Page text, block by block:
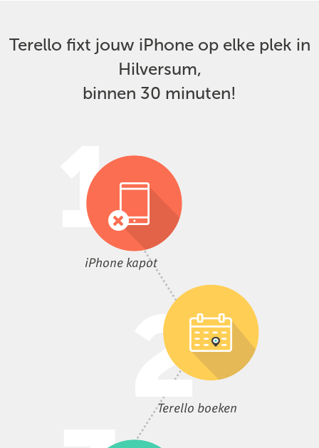
Terello fixt jouw iPhone op elke plek in
Hilversum,
binnen 30 minuten!
iPhone kapot
Terello boeken